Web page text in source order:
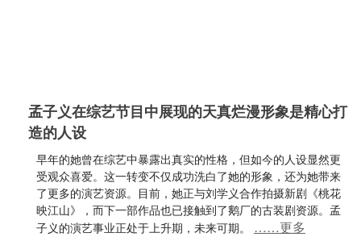
孟子义在综艺节目中展现的天真烂漫形象是精心打
造的人设
早年的她曾在综艺中暴露出真实的性格，但如今的人设显然更
受观众喜爱。这一转变不仅成功洗白了她的形象，还为她带来
了更多的演艺资源。目前，她正与刘学义合作拍摄新剧《桃花
映江山》，而下一部作品也已接触到了鹅厂的古装剧资源。孟
子义的演艺事业正处于上升期，未来可期。 ……更多